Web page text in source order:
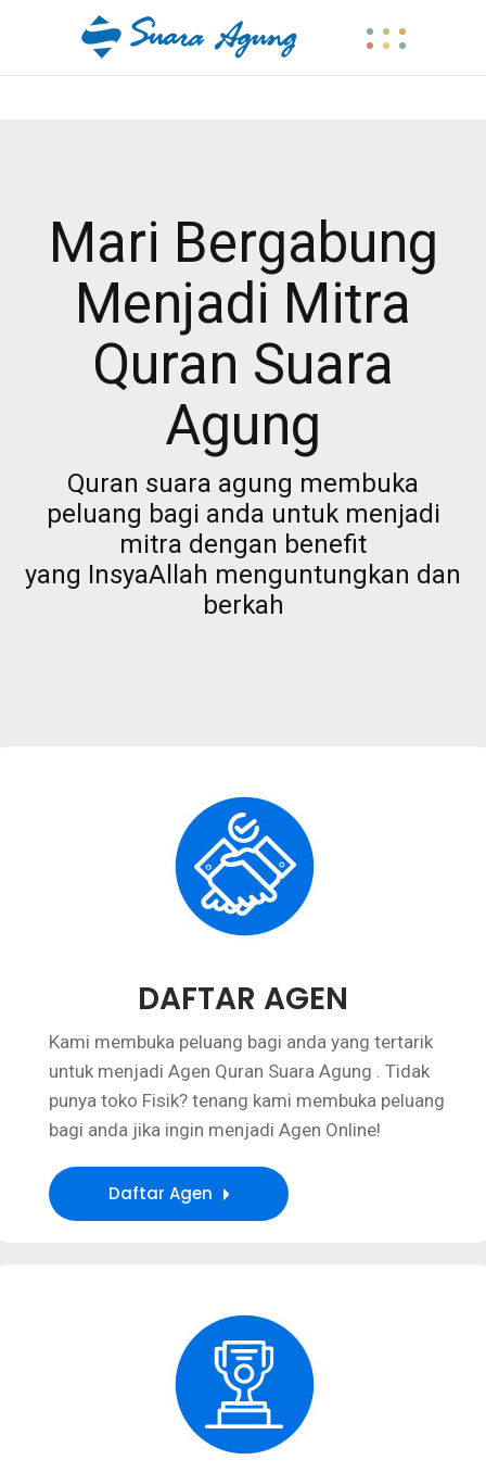
Mari Bergabung
Menjadi Mitra
Quran Suara
Agung
Quran suara agung membuka
peluang bagi anda untuk menjadi
mitra dengan benefit
yang InsyaAllah menguntungkan dan
berkah
DAFTAR AGEN
Kami membuka peluang bagi anda yang tertarik
untuk menjadi Agen Quran Suara Agung . Tidak
punya toko Fisik? tenang kami membuka peluang
bagi anda jika ingin menjadi Agen Online!
Daftar Agen